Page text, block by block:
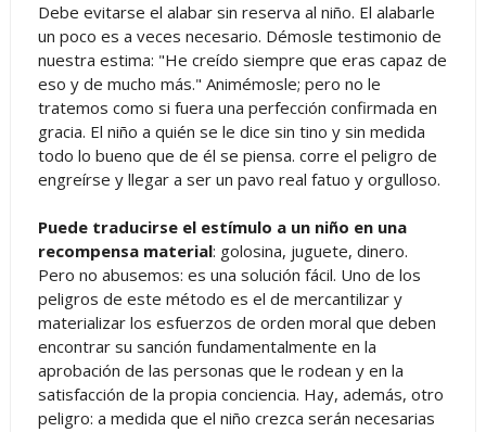
Debe evitarse el alabar sin reserva al niño. El alabarle
un poco es a veces necesario. Démosle testimonio de
nuestra estima: "He creído siempre que eras capaz de
eso y de mucho más." Animémosle; pero no le
tratemos como si fuera una perfección confirmada en
gracia. El niño a quién se le dice sin tino y sin medida
todo lo bueno que de él se piensa. corre el peligro de
engreírse y llegar a ser un pavo real fatuo y orgulloso.
Puede traducirse el estímulo a un niño en una
recompensa material: golosina, juguete, dinero.
Pero no abusemos: es una solución fácil. Uno de los
peligros de este método es el de mercantilizar y
materializar los esfuerzos de orden moral que deben
encontrar su sanción fundamentalmente en la
aprobación de las personas que le rodean y en la
satisfacción de la propia conciencia. Hay, además, otro
peligro: a medida que el niño crezca serán necesarias